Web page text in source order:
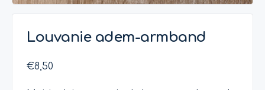
Louvanie adem-armband
€8,50